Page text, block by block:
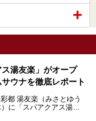
湯友楽」がオープ
ウナを徹底レポート
都 湯友楽（みさとゆう
に「スパアクアス湯友